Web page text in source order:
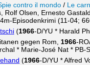
contro il mondo / Le
Rolf Olsen, Ernesto
Episodenkrimi (11-04;
(1966-D/YU * Harald
gegen Rom, 1966-
* Marie-José Nat *
(1966-D/YU * Alfred